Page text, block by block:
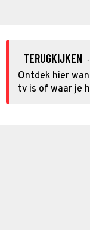
TERUGKIJKEN ·
Ontdek hier
tv is of waar je